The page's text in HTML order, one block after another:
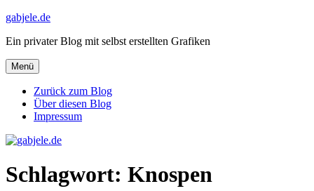
Zum
springen
gabjele.de
Ein privater Blog mit selbst erstellten Grafiken
Menü
Zurück zum Blog
Über diesen Blog
Impressum
Schlagwort: Knospen